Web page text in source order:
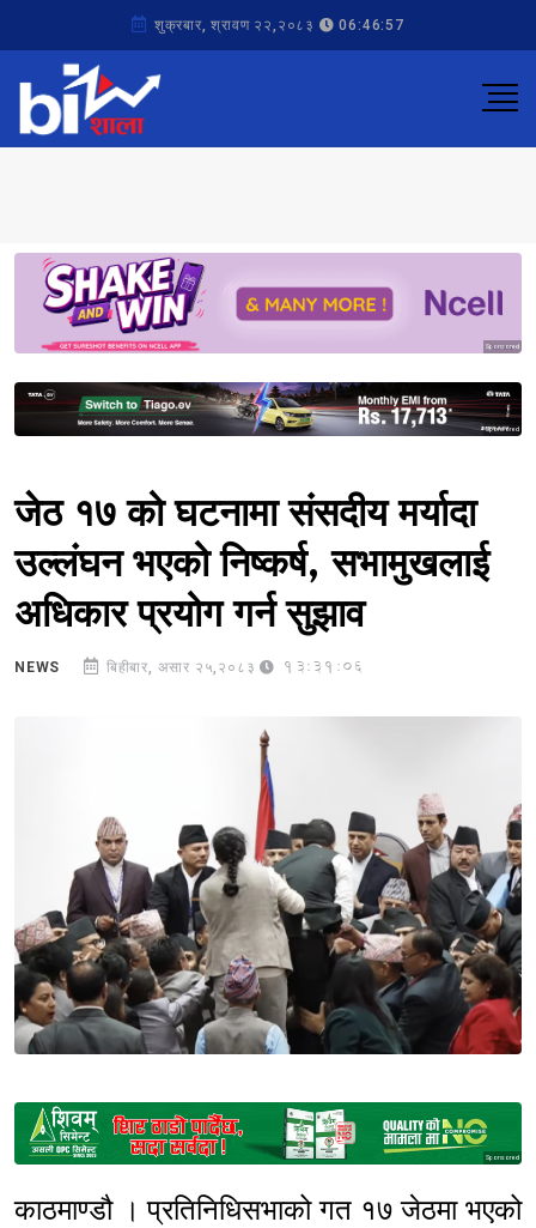
शुक्रबार, श्रावण २२,२०८३ 06:46:57
Sponsored
Sponsored
जेठ १७ को घटनामा संसदीय मर्यादा
उल्लंघन भएको निष्कर्ष, सभामुखलाई
अधिकार प्रयोग गर्न सुझाव
NEWS बिहीबार, असार २५,२०८३ 13:31:06
Sponsored
काठमाण्डौ । प्रतिनिधिसभाको गत १७ जेठमा भएको